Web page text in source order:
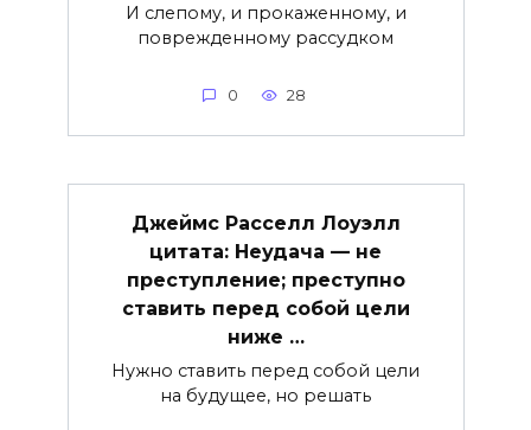
И слепому, и прокаженному, и
поврежденному рассудком
0 28
Джеймс Расселл Лоуэлл
цитата: Неудача — не
преступление; преступно
ставить перед собой цели
ниже …
Нужно ставить перед собой цели
на будущее, но решать